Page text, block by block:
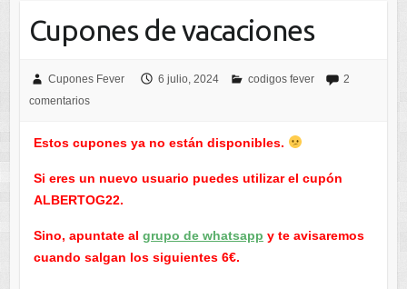
Cupones de vacaciones
Cupones Fever 6 julio, 2024 codigos fever
2
comentarios
Estos cupones ya no están disponibles.
Si eres un nuevo usuario puedes utilizar el cupón
ALBERTOG22.
Sino, apuntate al grupo de whatsapp y te avisaremos
cuando salgan los siguientes 6€.